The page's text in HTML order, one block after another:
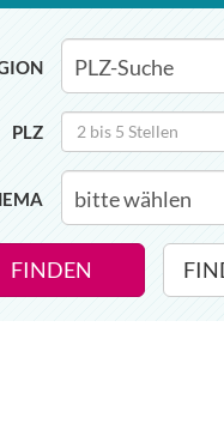
PLZ
FINDEN